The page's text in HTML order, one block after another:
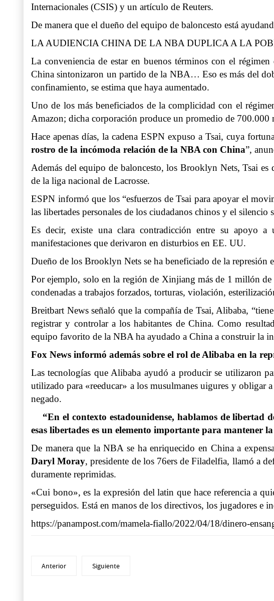
Internacionales (CSIS) y un artículo de Reuters.
De manera que el dueño del equipo de baloncesto está
LA AUDIENCIA CHINA DE LA NBA DUPLICA A LA
La conveniencia de estar en buenos términos con el
China sintonizaron un partido de la NBA… Eso es más del
confinamiento, se estima que haya aumentado.
Uno de los más beneficiados de la complicidad con el
Amazon; dicha corporación produce un promedio de
Hace apenas días, la cadena ESPN expuso a Tsai, cuya
rostro de la incómoda relación de la NBA con China”,
Además del equipo de baloncesto, los Brooklyn Nets, Tsai
de la liga nacional de Lacrosse.
ESPN informó que los “esfuerzos de Tsai para apoyar el
las libertades personales de los ciudadanos chinos y el
Es decir, existe una clara contradicción entre su apoyo
manifestaciones que derivaron en disturbios en EE. UU.
Dueño de los Brooklyn Nets se ha beneficiado de la represión
Por ejemplo, solo en la región de Xinjiang más de 1 millón de
condenadas a trabajos forzados, torturas, violación,
Breitbart News señaló que la compañía de Tsai, Alibaba,
registrar y controlar a los habitantes de China. Como
equipo favorito de la NBA ha ayudado a China a construir la
Fox News informó además sobre el rol de Alibaba en la
Las tecnologías que Alibaba ayudó a producir se utilizaron
utilizado para «reeducar» a los musulmanes uigures y
negado.
“En el contexto estadounidense, hablamos de
esas libertades es un elemento importante para mantener
De manera que la NBA se ha enriquecido en China a
Daryl Moray, presidente de los 76ers de Filadelfia, llamó a
duramente reprimidas.
«Cui bono», es la expresión del latin que hace referencia a
perseguidos. Está en manos de los directivos, los jugadores e
https://panampost.com/mamela-fiallo/2022/04/18/dinero-
Anterior Siguiente